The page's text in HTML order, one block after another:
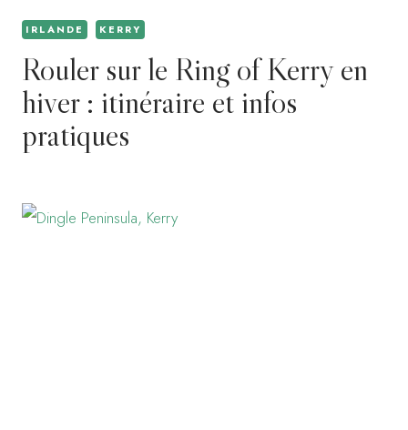
IRLANDE KERRY
Rouler sur le Ring of Kerry en
hiver : itinéraire et infos
pratiques